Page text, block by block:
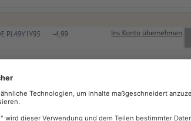
20. September 2025 um 11:31)